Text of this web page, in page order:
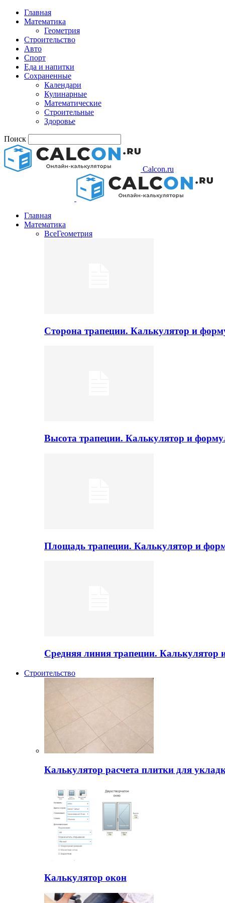
Главная
Математика
Геометрия
Строительство
Авто
Спорт
Еда и напитки
Сохраненные
Календари
Кулинарные
Математические
Строительные
Здоровье
Поиск
Calcon.ru
Главная
Математика
ВсеГеометрия
Сторона трапеции. Калькулятор и
Высота трапеции. Калькулятор и
Площадь трапеции. Калькулятор и
Средняя линия трапеции.
Строительство
Калькулятор расчета плитки для
Калькулятор окон